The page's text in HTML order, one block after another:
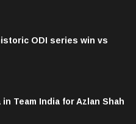
ODI series win vs
Team India for Azlan Shah